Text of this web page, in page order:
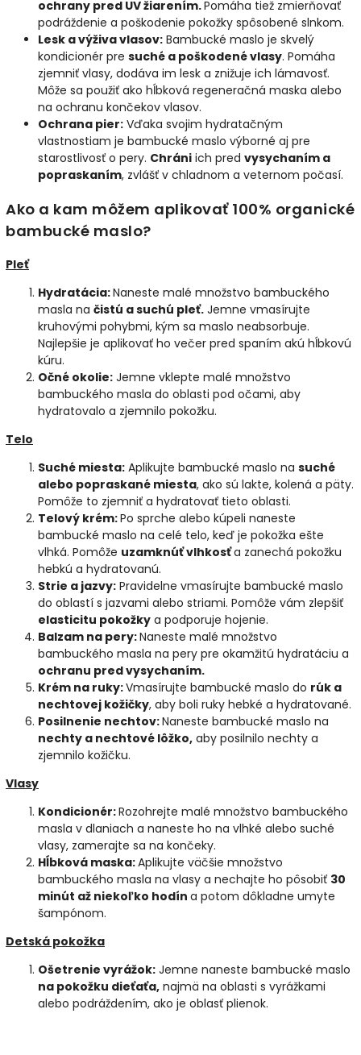
ochrany pred UV žiarením.Pomáha tiež zmierňovať
podráždenie a poškodenie pokožky spôsobené slnkom.
Lesk a výživa vlasov: Bambucké maslo je skvelý
kondicionér pre suché a poškodené vlasy. Pomáha
zjemniť vlasy, dodáva im lesk a znižuje ich lámavosť.
Môže sa použiť ako hĺbková regeneračná maska ​​alebo
na ochranu končekov vlasov.
Ochrana pier: Vďaka svojim hydratačným
vlastnostiam je bambucké maslo výborné aj pre
starostlivosť o pery. Chráni ich pred vysychaním a
popraskaním, zvlášť v chladnom a veternom počasí.
Ako a kam môžem aplikovať 100% organické
bambucké maslo?
Pleť
Hydratácia:Naneste malé množstvo bambuckého
masla na čistú a suchú pleť. Jemne vmasírujte
kruhovými pohybmi, kým sa maslo neabsorbuje.
Najlepšie je aplikovať ho večer pred spaním akú hĺbkovú
kúru.
Očné okolie: Jemne vklepte malé množstvo
bambuckého masla do oblasti pod očami, aby
hydratovalo a zjemnilo pokožku.
Telo
Suché miesta: Aplikujte bambucké maslo na suché
alebo popraskané miesta, ako sú lakte, kolená a päty.
Pomôže to zjemniť a hydratovať tieto oblasti.
Telový krém:Po sprche alebo kúpeli naneste
bambucké maslo na celé telo, keď je pokožka ešte
vlhká. Pomôže uzamknúť vlhkosťa zanechá pokožku
hebkú a hydratovanú.
Strie a jazvy: Pravidelne vmasírujte bambucké maslo
do oblastí s jazvami alebo striami. Pomôže vám zlepšiť
elasticitu pokožky a podporuje hojenie.
Balzam na pery:Naneste malé množstvo
bambuckého masla na pery pre okamžitú hydratáciu a
ochranu pred vysychaním.
Krém na ruky:Vmasírujte bambucké maslo do rúk a
nechtovej kožičky, aby boli ruky hebké a hydratované.
Posilnenie nechtov:Naneste bambucké maslo na
nechty a nechtové lôžko, aby posilnilo nechty a
zjemnilo kožičku.
Vlasy
Kondicionér:Rozohrejte malé množstvo bambuckého
masla v dlaniach a naneste ho na vlhké alebo suché
vlasy, zamerajte sa na končeky.
Hĺbková maska:Aplikujte väčšie množstvo
bambuckého masla na vlasy a nechajte ho pôsobiť 30
minút až niekoľko hodín a potom dôkladne umyte
šampónom.
Detská pokožka
Ošetrenie vyrážok: Jemne naneste bambucké maslo
na pokožku dieťaťa, najmä na oblasti s vyrážkami
alebo podráždením, ako je oblasť plienok.